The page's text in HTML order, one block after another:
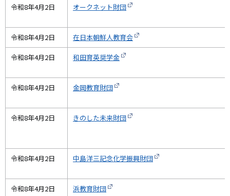
令和8年4月2日 オークネット財団
令和8年4月2日 在日本朝鮮人教育会
令和8年4月2日 和田育英奨学金
令和8年4月2日 金岡教育財団
令和8年4月2日 きのした未来財団
令和8年4月2日 中島洋三記念化学振興財団
令和8年4月2日 浜教育財団